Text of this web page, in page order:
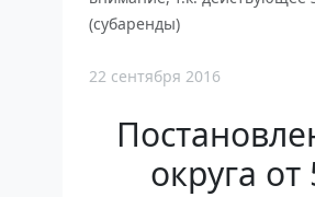
(субаренды)
22 сентября 2016
округа